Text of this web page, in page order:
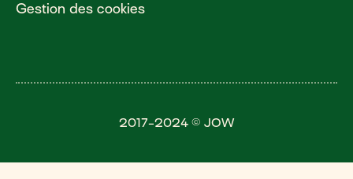
Gestion des cookies
2017-2024 © JOW